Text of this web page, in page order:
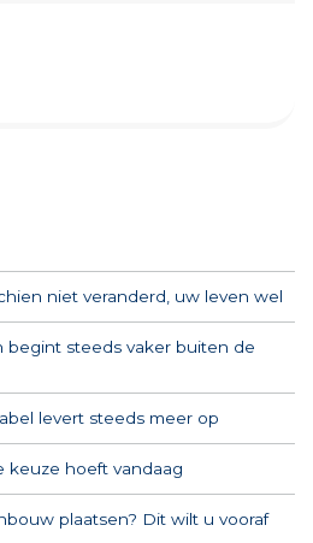
niet veranderd, uw leven wel
begint steeds vaker buiten de
levert steeds meer op
keuze hoeft vandaag
plaatsen? Dit wilt u vooraf